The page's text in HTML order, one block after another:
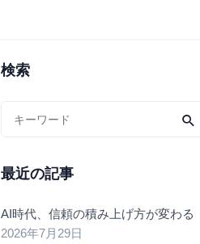
検索
最近の記事
AI時代、信頼の積み上げ方が変わる
2026年7月29日